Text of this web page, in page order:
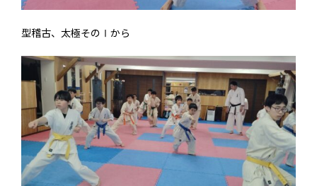
型稽古、太極そのⅠから